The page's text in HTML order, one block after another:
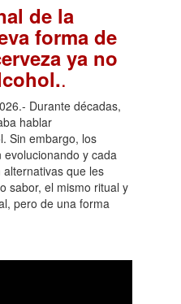
de la
forma de
ya no
.
Durante décadas,
hablar
Sin embargo, los
y cada
que les
sabor, el mismo ritual y
pero de una forma